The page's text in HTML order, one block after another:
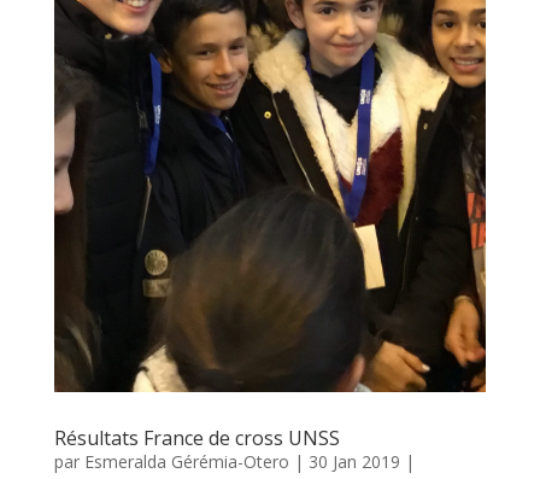
Résultats France de cross UNSS
par Esmeralda Gérémia-Otero | 30 Jan 2019 |